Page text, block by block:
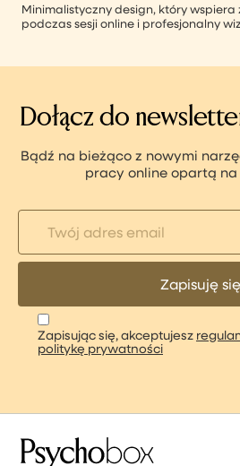
Minimalistyczny design, który
podczas sesji online i profesjonalny
Dołącz do
Bądź na bieżąco z nowymi
pracy online opartą
Zapisując się, akceptujesz
politykę prywatności